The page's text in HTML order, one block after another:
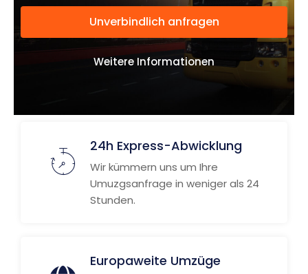
Unverbindlich anfragen
Weitere Informationen
24h Express-Abwicklung
Wir kümmern uns um Ihre
Umuzgsanfrage in weniger als 24
Stunden.
Europaweite Umzüge